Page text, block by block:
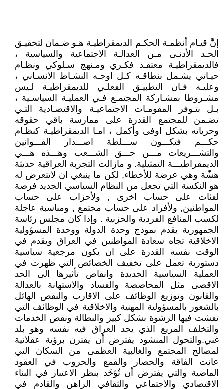
إنَّ قيـام أنظمـة الحكـم الديمقراطيـة هـو ضـمان لتحقيـق
الحـد الأدنـى مـن العدالـة الاجتماعية والسياسية ،
فالديمقراطيـة معتقـد فكـري ومـنهج سـلوكي ونظـام
حيـاتي يشـمل بنطاقـه كـل اوجـه النشـاط الانسـاني ،
وعليـه فـان التطبيـق الفعلـي للديمقراطيـة لـيس
مشـروطا بمشـاركة المجتمـع فـي العمليـة السياسـية ،
بـل بتـوفر المقومـات الاجتماعيـة والاقتصـادية التـي
تضـمن للمجتمع القدرة على ممارسة باقي حقوقه
وحرياته بشكل اوفى وأكمل ، امـا الديمقراطيـة كنظـام
حكـــم فتكـــون ســـلطة اصـــدار القـــوانين
والتشـــريعات مـــن حـــق الشـــعب وهـــذه هـــي
الديمقراطيـــة التمثيلية. و مازالت التجربة العراقية حديثة
هشّة وهي عرضة للأخطاء, لكن ما ينبغي ان لاتتعرض له
هو النكسة التي تجعل من النظام السياسي الجديد فرصة
لفئات على حساب اخرى , ولأحزاب على حساب
المواطنين, ولأفراد على حساب مجتمع , ومناسبة عاجلة
لكسب المنافع الفردية والحزبية . وإذا كان مجلس رئاسة
الجمهورية يقدم نموذج وحدة الدولة ووحدة المسؤولية
الاخلاقية تجاه سعادة المواطنين في العراق ويقدم في
الوقت نفسه القدرة على ان يكون مرجعية سياسية
دستورية تعمل على تخفيف الخصائص التي ظهرت في
العملية السياسية الجديدة وانقاص تأثيرها الى الحد
الاقصى مثل المحاصصة والفساد والاستهانة بالعدالة
والقانون وتوزيع الوظائف على الاقارب والنقص الهائل
بالشعور بالمسؤولية المهنية والاخلاقية في الوظائف التي
تفشت فيها الرشوة بشكل كبير والبطالة ونقص الخدمات
والتخلف المريع الذي يجد العراق فيه نفسه وهو بلد
غني.والتحول المنشود يفترض أن يقترن برؤية عقلانية
لمصالح المجتمع والغالبية العظمى من السكان التي
عانت الفاقة والحصار والقمع والحروب في العقود
الماضية والتي يفترض أن تُؤخَذ بنظر الاعتبار في البناء
الاقتصادي والاجتماعي والثقافي الراهن والقادم في